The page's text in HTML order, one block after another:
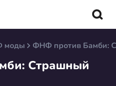
моды ФНФ против Бамби:
Страшный